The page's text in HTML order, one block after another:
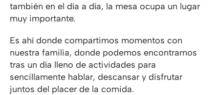
también en el día a día, la mesa ocupa un lugar
muy importante.
Es ahí donde compartimos momentos con
nuestra familia, donde podemos encontrarnos
tras un día lleno de actividades para
sencillamente hablar, descansar y disfrutar
juntos del placer de la comida.